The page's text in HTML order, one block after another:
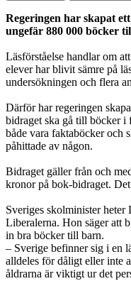
Regeringen har skapat
ungefär 880 000 böcker
Läsförståelse handlar om
elever har blivit sämre på
undersökningen och flera
Därför har regeringen
bidraget ska gå till böcker i
både vara faktaböcker och
påhittade av någon.
Bidraget gäller från och
kronor på bok-bidraget.
Sveriges skolminister
Liberalerna. Hon säger att
in bra böcker till barn.
– Sverige befinner sig i en
alldeles för dåligt eller inte
åldrarna är viktigt ur det